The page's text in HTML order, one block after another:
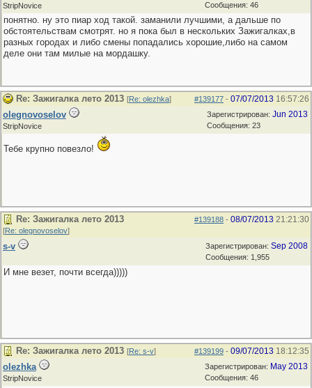
Сообщения: 46
StripNovice
понятно. ну это пиар ход такой. заманили лучшими, а дальше по
обстоятельствам смотрят. но я пока был в нескольких Зажигалках,в
разных городах и либо смены попадались хорошие,либо на самом
деле они там милые на мордашку.
#139177 - 07/07/2013 16:57:26
Re: Зажигалка лето 2013 [Re: olezhka]
Зарегистрирован: Jun 2013
Сообщения: 23
olegnovoselov
StripNovice
Тебе крупно повезло!
#139188 - 08/07/2013 21:21:30
Re: Зажигалка лето 2013
[Re: olegnovoselov]
Зарегистрирован: Sep 2008
Сообщения: 1,955
s-v
И мне везет, почти всегда)))))
#139199 - 09/07/2013 18:12:35
Re: Зажигалка лето 2013 [Re: s-v]
Зарегистрирован: May 2013
Сообщения: 46
olezhka
StripNovice